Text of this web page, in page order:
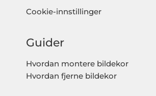
Cookie-innstillinger
Guider
Hvordan montere bildekor
Hvordan fjerne bildekor